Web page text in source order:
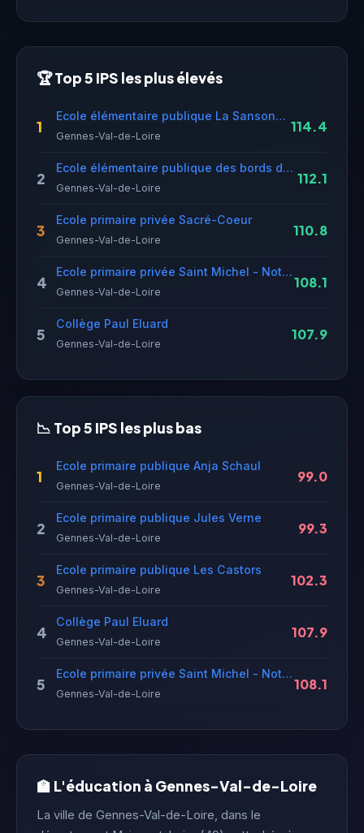
🏆 Top 5 IPS les plus élevés
1
Ecole élémentaire publique La Sansonnière
Gennes-Val-de-Loire
114.4
2
Ecole élémentaire publique des bords de Loire
Gennes-Val-de-Loire
112.1
3
Ecole primaire privée Sacré-Coeur
Gennes-Val-de-Loire
110.8
4
Ecole primaire privée Saint Michel - Notre Dame
Gennes-Val-de-Loire
108.1
5
Collège Paul Eluard
Gennes-Val-de-Loire
107.9
📉 Top 5 IPS les plus bas
1
Ecole primaire publique Anja Schaul
Gennes-Val-de-Loire
99.0
2
Ecole primaire publique Jules Verne
Gennes-Val-de-Loire
99.3
3
Ecole primaire publique Les Castors
Gennes-Val-de-Loire
102.3
4
Collège Paul Eluard
Gennes-Val-de-Loire
107.9
5
Ecole primaire privée Saint Michel - Notre Dame
Gennes-Val-de-Loire
108.1
🏫 L'éducation à Gennes-Val-de-Loire
La ville de Gennes-Val-de-Loire, dans le